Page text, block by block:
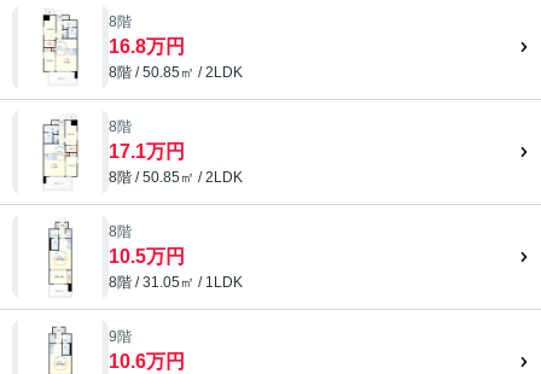
8階
16.8万円
8階 / 50.85㎡ / 2LDK
8階
17.1万円
8階 / 50.85㎡ / 2LDK
8階
10.5万円
8階 / 31.05㎡ / 1LDK
9階
10.6万円